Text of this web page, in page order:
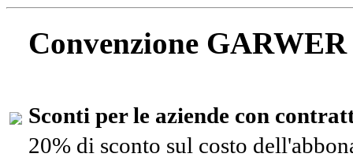
Convenzione
Sconti per le aziende con
20% di sconto sul costo